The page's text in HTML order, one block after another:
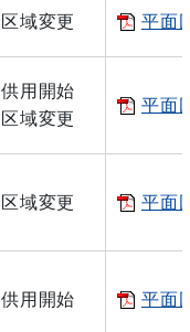
区域変更 平面
供用開始
区域変更
平面
区域変更 平面
供用開始 平面